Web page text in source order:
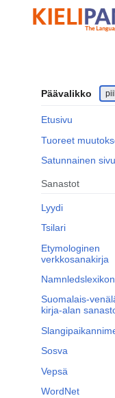
sisältöön
Päävalikko
Etusivu
Tuoreet
Satunnainen sivu
Sanastot
Lyydi
Tsilari
Etymologinen
verkkosanakirja
Namnledslexikon
Suomalais-
kirja-alan
Sosva
Vepsä
WordNet